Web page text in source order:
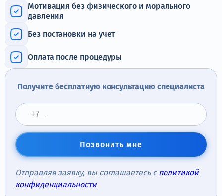
Круглосуточно, анонимно
+7 (905) 483-87-88
Адрес call-центра
Мотивация без физического и морального
давления
Без постановки на учет
Оплата после процедуры
Получите бесплатную консультацию специалиста
Позвонить мне
Отправляя заявку, вы соглашаетесь с политикой
конфиденциальности